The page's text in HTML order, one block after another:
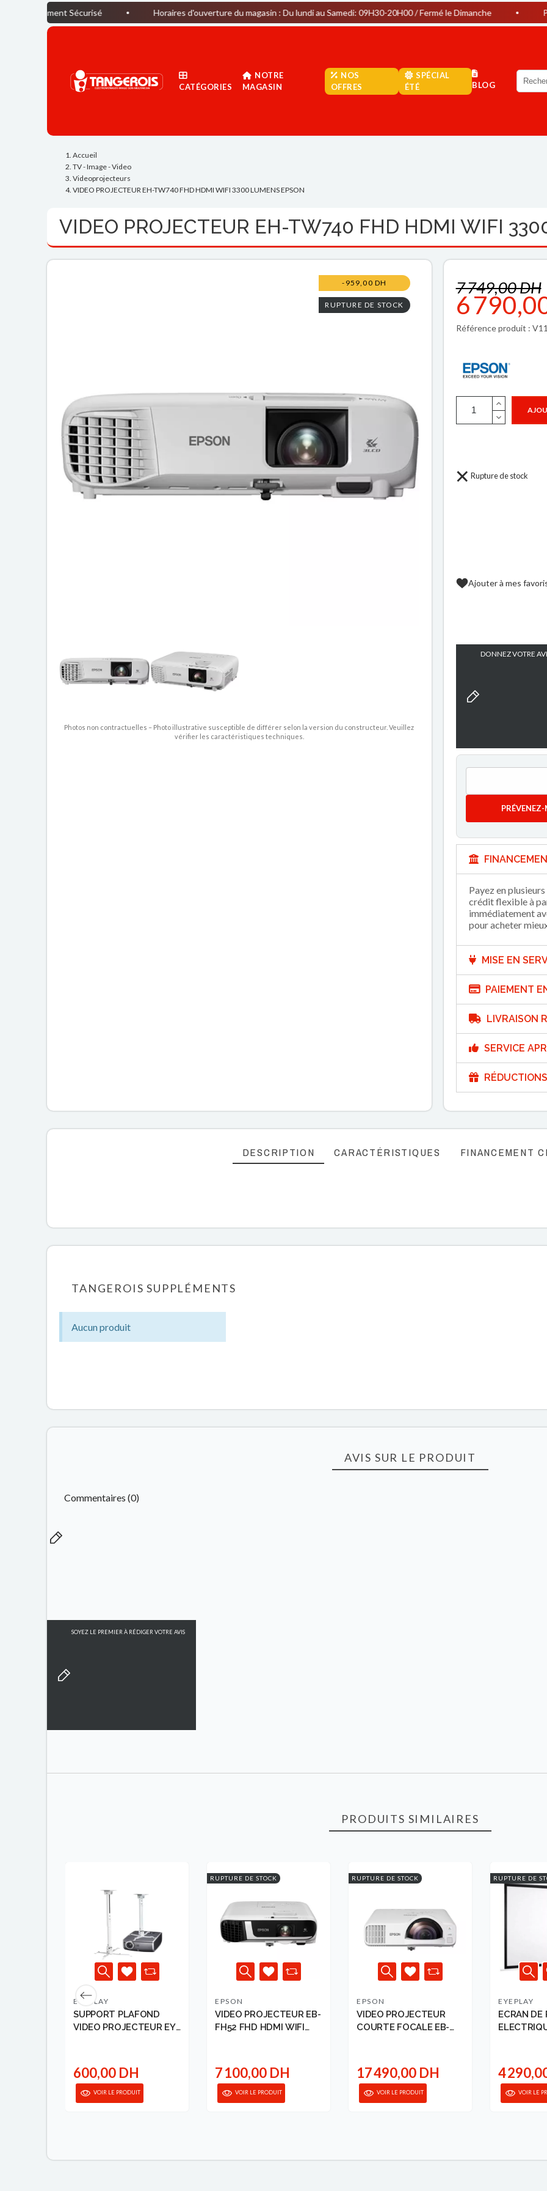
Sécurisé Horaires d'ouverture du magasin : Du lundi au Samedi: 09H30-20H00 / Fermé le Dimanche Parking
CATÉGORIES
NOTRE
MAGASIN
NOS
OFFRES
SPÉCIAL
ÉTÉ
BLOG
Accueil
TV - Image - Video
Videoprojecteurs
VIDEO PROJECTEUR EH-TW740 FHD HDMI WIFI 3300 LUMENS EPSON
VIDEO PROJECTEUR EH-TW740 FHD HDMI WIFI
-959,00 DH
RUPTURE DE STOCK
Photos non contractuelles – Photo illustrative susceptible de différer selon la version du constructeur. Veuillez
vérifier les caractéristiques techniques.
7 749,00 DH
6
Référence produit :
Rupture de stock
Ajouter à mes
DONNEZ VOTRE
Payez en
crédit flexible à
immédiatement
pour acheter
MISE EN
PAIEMENT
LIVRAISON
SERVICE
DESCRIPTION CARACTÉRISTIQUES FINANCEMENT
TANGEROIS SUPPLÉMENTS
Aucun produit
AVIS SUR LE PRODUIT
Commentaires (0)
SOYEZ LE PREMIER À RÉDIGER VOTRE AVIS
PRODUITS SIMILAIRES
EYEPLAY
SUPPORT PLAFOND
VIDEO PROJECTEUR EY-
600,00 DH
VOIR LE PRODUIT
RUPTURE DE STOCK
EPSON
VIDEO PROJECTEUR EB-
FH52 FHD HDMI WIFI
7 100,00 DH
VOIR LE PRODUIT
RUPTURE DE STOCK
EPSON
VIDEO PROJECTEUR
COURTE FOCALE EB-
17 490,00 DH
VOIR LE PRODUIT
RUPTURE DE
EYEPLAY
ECRAN DE
4
VOIR LE